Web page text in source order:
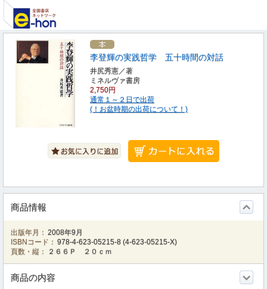
李登輝の実践哲学 五十時間の対話
井尻秀憲／著
ミネルヴァ書房
2,750円
通常１～２日で出荷
(！お盆時期の出荷について！)
商品情報
出版年月： 2008年9月
ISBNコード： 978-4-623-05215-8 (4-623-05215-X)
頁数・縦：
２６６Ｐ ２０ｃｍ
商品の内容